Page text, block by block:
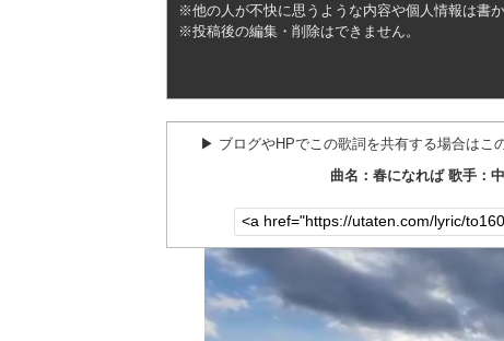
※他の人が不快に思うような内容や個人情報は書か
※投稿後の編集・削除はできません。
▶︎ ブログやHPでこの歌詞を共有する場合はこ
曲名：春になれば 歌手：